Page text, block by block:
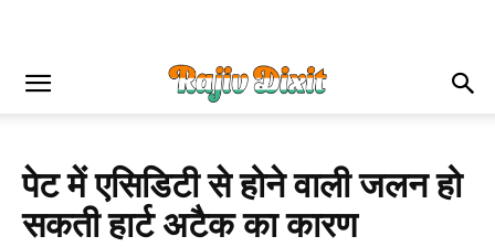
पेट में एसिडिटी से होने वाली जलन हो
सकती हार्ट अटैक का कारण